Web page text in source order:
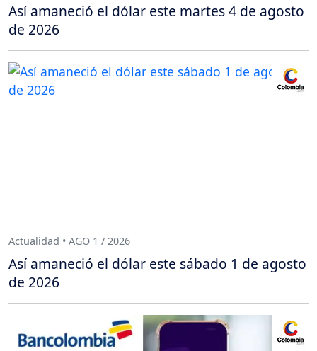
Así amaneció el dólar este martes 4 de agosto
de 2026
Actualidad • AGO 1 / 2026
Así amaneció el dólar este sábado 1 de agosto
de 2026